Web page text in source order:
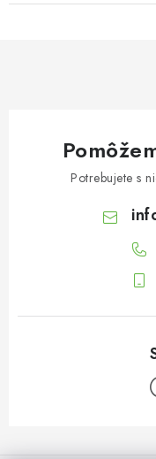
Potrebujete s